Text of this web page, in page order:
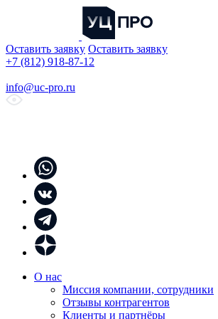
Оставить заявку Оставить заявку
+7 (812) 918-87-12
info@uc-pro.ru
О нас
Миссия компании, сотрудники
Отзывы контрагентов
Клиенты и партнёры